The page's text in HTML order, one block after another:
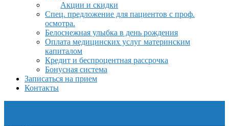
Акции и скидки
Спец. предложение для пациентов с проф.
осмотра.
Белоснежная улыбка в день рождения
Оплата медицинских услуг материнским
капиталом
Кредит и беспроцентная рассрочка
Бонусная система
Записаться на прием
Контакты